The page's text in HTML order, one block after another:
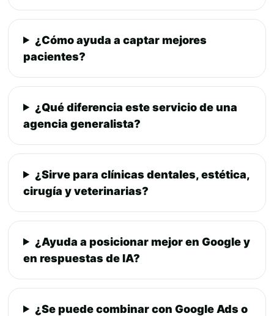
¿Cómo ayuda a captar mejores
pacientes?
¿Qué diferencia este servicio de una
agencia generalista?
¿Sirve para clínicas dentales, estética,
cirugía y veterinarias?
¿Ayuda a posicionar mejor en Google y
en respuestas de IA?
¿Se puede combinar con Google Ads o